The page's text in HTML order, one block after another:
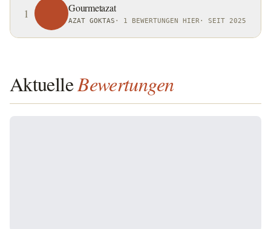
1 Gourmetazat
AZAT GOKTAS · 1 BEWERTUNGEN HIER · SEIT 2025
AktuelleBewertungen